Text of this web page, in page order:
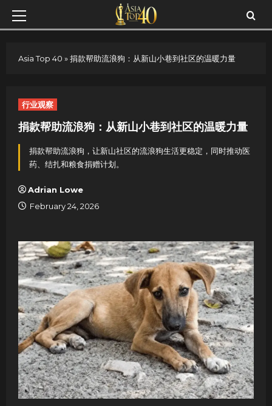
Skip
Primary
Asia Top 40 »捐款帮助流浪狗：从新山小巷到社区的温暖力量
行业观察
捐款帮助流浪狗：从新山小巷到社区的温暖力量
捐款帮助流浪狗，让新山社区的流浪狗生活更稳定，同时推动医
药、结扎和粮食捐赠计划。
Adrian Lowe
February 24, 2026